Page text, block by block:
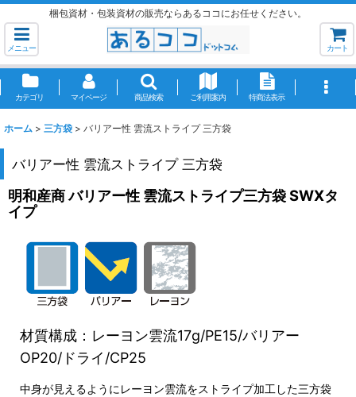
梱包資材・包装資材の販売ならあるココにお任せください。
メニュー カート
カテゴリ マイページ 商品検索 ご利用案内 特商法表示
ホーム > 三方袋 > バリアー性 雲流ストライプ 三方袋
バリアー性 雲流ストライプ 三方袋
明和産商 バリアー性 雲流ストライプ三方袋 SWXタ
イプ
材質構成：レーヨン雲流17g/PE15/バリアー
OP20/ドライ/CP25
中身が見えるようにレーヨン雲流をストライプ加工した三方袋